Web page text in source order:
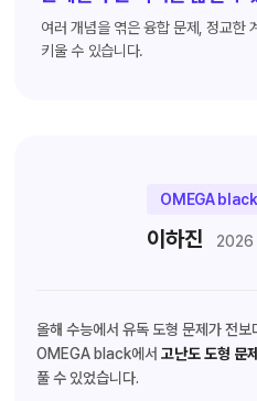
여러 개념을 엮은 융합 문제, 정교한
키울 수 있습니다.
OMEGA black
이하진 2026
올해 수능에서 유독 도형 문제가 전
OMEGA black에서고난도 도형 문
풀 수 있었습니다.